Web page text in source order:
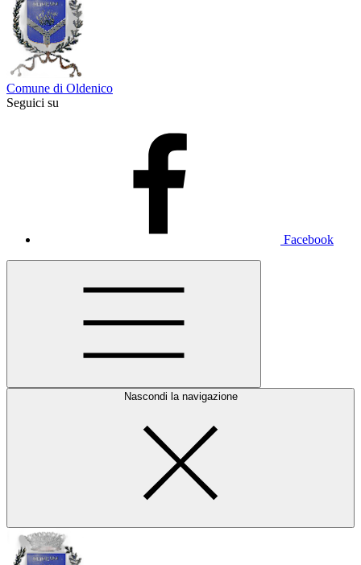
Comune di Oldenico
Seguici su
Facebook
Nascondi la navigazione